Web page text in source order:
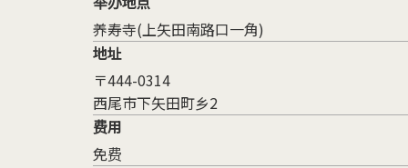
养寿寺(上矢田南路口一角)
地址
〒444-0314
西尾市下矢田町乡2
费用
免费